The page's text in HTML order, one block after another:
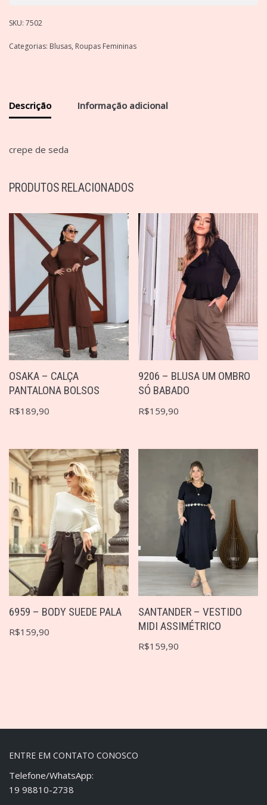
SKU: 7502
Categorias: Blusas, Roupas Femininas
Descrição Informação adicional
crepe de seda
PRODUTOS RELACIONADOS
OSAKA – CALÇA
PANTALONA BOLSOS
R$189,90
9206 – BLUSA UM OMBRO
SÓ BABADO
R$159,90
6959 – BODY SUEDE PALA
R$159,90
SANTANDER – VESTIDO
MIDI ASSIMÉTRICO
R$159,90
ENTRE EM CONTATO CONOSCO
Telefone/WhatsApp:
19 98810-2738